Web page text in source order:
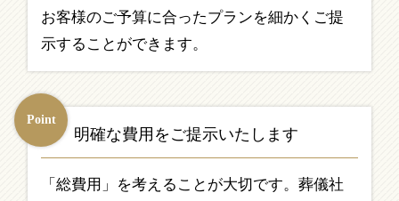
お客様のご予算に合ったプランを細かくご提
示することができます。
Point
明確な費用をご提示いたします
「総費用」を考えることが大切です。葬儀社